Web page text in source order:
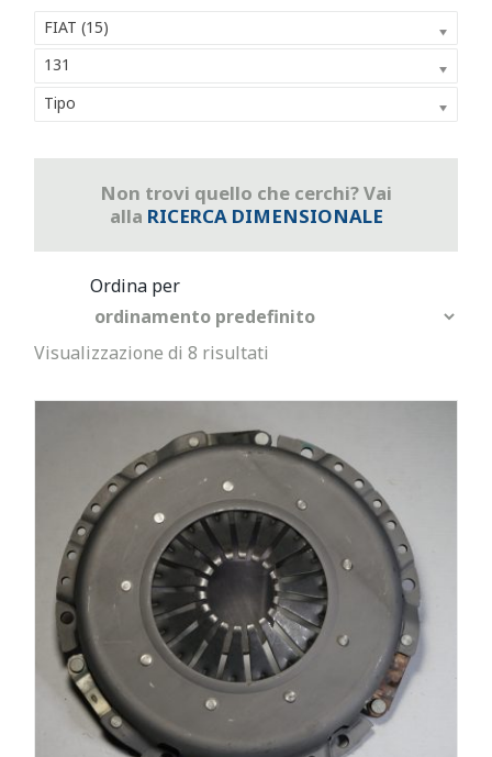
FIAT (15)
131
Tipo
Non trovi quello che cerchi? Vai
alla RICERCA DIMENSIONALE
Visualizzazione di 8 risultati